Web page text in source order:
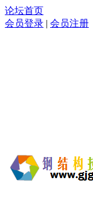
论坛首页
会员登录 | 会员注册